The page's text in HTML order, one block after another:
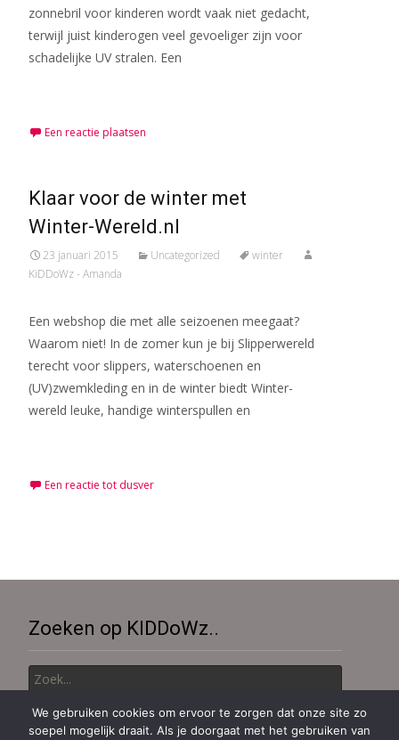
zonnebril voor kinderen wordt vaak niet gedacht,
terwijl juist kinderogen veel gevoeliger zijn voor
schadelijke UV stralen. Een
Een reactie plaatsen
Klaar voor de winter met
Winter-Wereld.nl
23 januari 2015 Uncategorized
winter
KiDDoWz - Amanda
Een webshop die met alle seizoenen meegaat?
Waarom niet! In de zomer kun je bij Slipperwereld
terecht voor slippers, waterschoenen en
(UV)zwemkleding en in de winter biedt Winter-
wereld leuke, handige winterspullen en
Een reactie tot dusver
Zoeken op KIDDoWz..
Zoek
naar:
We gebruiken cookies om ervoor te zorgen dat onze site zo
soepel mogelijk draait. Als je doorgaat met het gebruiken van